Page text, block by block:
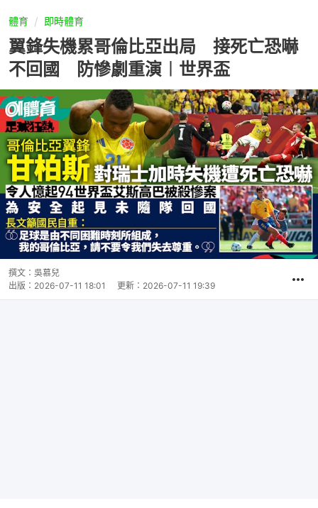
體育 即時體育
翼鋒失機累哥倫比亞出局 接死亡恐嚇
不回國 防慘劇重演︱世界盃
撰文： 吳慕兒
出版： 2026-07-11 18:01 更新： 2026-07-11 19:39